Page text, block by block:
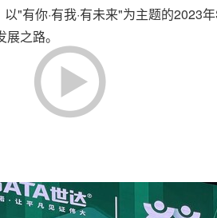
"有你·有我·有未来"为主题的2023
之路。